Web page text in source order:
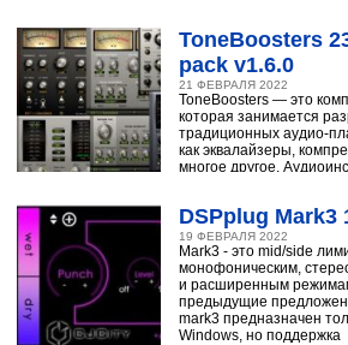
ToneBoosters
pack v1.6.0
21 ФЕВРАЛЯ 2022
ToneBoosters — это
которая занимается
традиционных аудио-
как эквалайзеры,
многое другое.
DSPplug Mark3
19 ФЕВРАЛЯ 2022
Mark3 - это mid/side
монофоническим,
и расширенным
предыдущие
mark3 предназначен
Windows, но поддержка